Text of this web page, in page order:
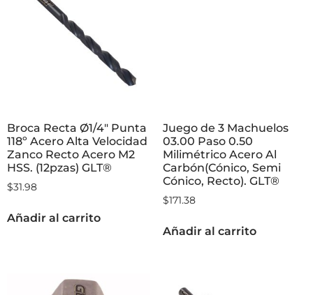
Broca Recta Ø1/4″ Punta
118º Acero Alta Velocidad
Zanco Recto Acero M2
HSS. (12pzas) GLT®
$31.98
Añadir al carrito
Juego de 3 Machuelos
03.00 Paso 0.50
Milimétrico Acero Al
Carbón(Cónico, Semi
Cónico, Recto). GLT®
$171.38
Añadir al carrito